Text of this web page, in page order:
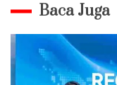
Baca Juga